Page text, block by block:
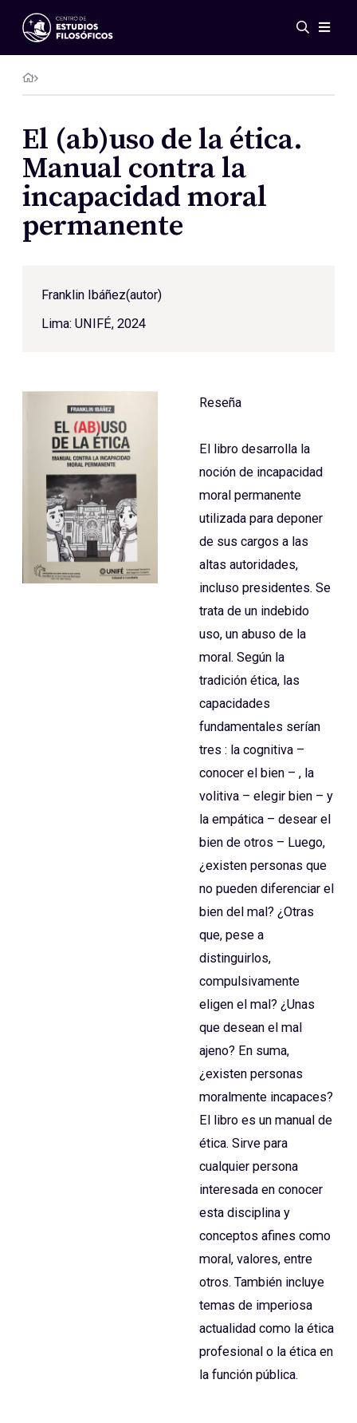
Eventos
Novedades
Investigación
Redes
Publicaciones
Galería
ES
EN
Acerca de nosotros
Miembros
El (ab)uso de la ética.
Manual contra la
incapacidad moral
permanente
Franklin Ibáñez(autor)
Lima: UNIFÉ, 2024
Reseña
El libro desarrolla la
noción de incapacidad
moral permanente
utilizada para deponer
de sus cargos a las
altas autoridades,
incluso presidentes. Se
trata de un indebido
uso, un abuso de la
moral. Según la
tradición ética, las
capacidades
fundamentales serían
tres : la cognitiva –
conocer el bien – , la
volitiva – elegir bien – y
la empática – desear el
bien de otros – Luego,
¿existen personas que
no pueden diferenciar el
bien del mal? ¿Otras
que, pese a
distinguirlos,
compulsivamente
eligen el mal? ¿Unas
que desean el mal
ajeno? En suma,
¿existen personas
moralmente incapaces?
El libro es un manual de
ética. Sirve para
cualquier persona
interesada en conocer
esta disciplina y
conceptos afines como
moral, valores, entre
otros. También incluye
temas de imperiosa
actualidad como la ética
profesional o la ética en
la función pública.